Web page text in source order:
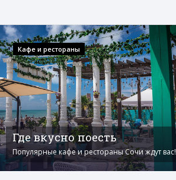
Кафе и рестораны
Где вкусно поесть
Популярные кафе и рестораны Сочи ждут вас!